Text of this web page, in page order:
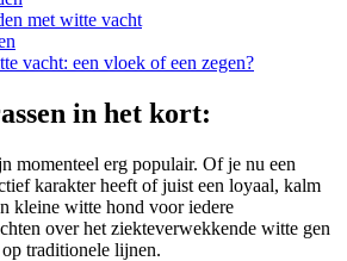
met witte vacht
vacht: een vloek of een zegen?
in het kort:
momenteel erg populair. Of je nu een
karakter heeft of juist een loyaal, kalm
kleine witte hond voor iedere
over het ziekteverwekkende witte gen
traditionele lijnen.